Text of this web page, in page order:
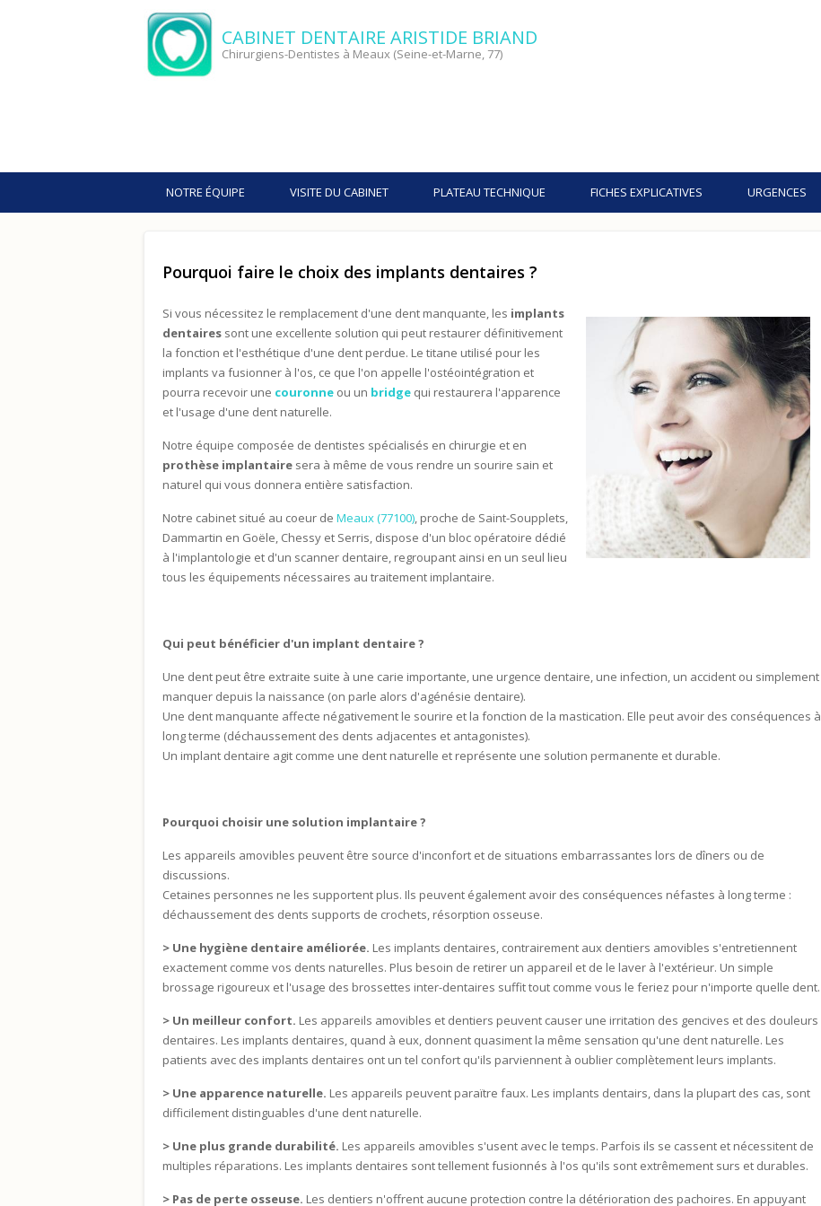
CABINET DENTAIRE ARISTIDE BRIAND
Chirurgiens-Dentistes à Meaux (Seine-et-Marne, 77)
NOTRE ÉQUIPE VISITE DU CABINET PLATEAU TECHNIQUE FICHES EXPLICATIVES URGENCES
Pourquoi faire le choix des implants dentaires ?
Si vous nécessitez le remplacement d'une dent manquante, les implants
dentaires sont une excellente solution qui peut restaurer définitivement
la fonction et l'esthétique d'une dent perdue. Le titane utilisé pour les
implants va fusionner à l'os, ce que l'on appelle l'ostéointégration et
pourra recevoir une couronne ou un bridge qui restaurera l'apparence
et l'usage d'une dent naturelle.
Notre équipe composée de dentistes spécialisés en chirurgie et en
prothèse implantaire sera à même de vous rendre un sourire sain et
naturel qui vous donnera entière satisfaction.
Notre cabinet situé au coeur de Meaux (77100), proche de Saint-Soupplets,
Dammartin en Goële, Chessy et Serris, dispose d'un bloc opératoire dédié
à l'implantologie et d'un scanner dentaire, regroupant ainsi en un seul lieu
tous les équipements nécessaires au traitement implantaire.
Qui peut bénéficier d'un implant dentaire ?
Une dent peut être extraite suite à une carie importante, une urgence dentaire, une infection, un accident ou simplement
manquer depuis la naissance (on parle alors d'agénésie dentaire).
Une dent manquante affecte négativement le sourire et la fonction de la mastication. Elle peut avoir des conséquences à
long terme (déchaussement des dents adjacentes et antagonistes).
Un implant dentaire agit comme une dent naturelle et représente une solution permanente et durable.
Pourquoi choisir une solution implantaire ?
Les appareils amovibles peuvent être source d'inconfort et de situations embarrassantes lors de dîners ou de
discussions.
Cetaines personnes ne les supportent plus. Ils peuvent également avoir des conséquences néfastes à long terme :
déchaussement des dents supports de crochets, résorption osseuse.
> Une hygiène dentaire améliorée. Les implants dentaires, contrairement aux dentiers amovibles s'entretiennent
exactement comme vos dents naturelles. Plus besoin de retirer un appareil et de le laver à l'extérieur. Un simple
brossage rigoureux et l'usage des brossettes inter-dentaires suffit tout comme vous le feriez pour n'importe quelle dent.
> Un meilleur confort. Les appareils amovibles et dentiers peuvent causer une irritation des gencives et des douleurs
dentaires. Les implants dentaires, quand à eux, donnent quasiment la même sensation qu'une dent naturelle. Les
patients avec des implants dentaires ont un tel confort qu'ils parviennent à oublier complètement leurs implants.
> Une apparence naturelle. Les appareils peuvent paraïtre faux. Les implants dentairs, dans la plupart des cas, sont
difficilement distinguables d'une dent naturelle.
> Une plus grande durabilité. Les appareils amovibles s'usent avec le temps. Parfois ils se cassent et nécessitent de
multiples réparations. Les implants dentaires sont tellement fusionnés à l'os qu'ils sont extrêmement surs et durables.
> Pas de perte osseuse. Les dentiers n'offrent aucune protection contre la détérioration des pachoires. En appuyant